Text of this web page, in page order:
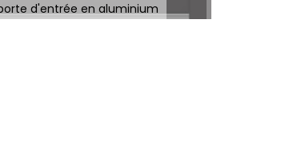
d'entrée en aluminium